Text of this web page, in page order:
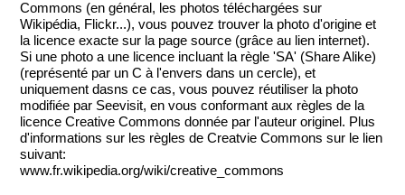
Commons (en général, les photos téléchargées sur
Wikipédia, Flickr...), vous pouvez trouver la photo d'origine et
la licence exacte sur la page source (grâce au lien internet).
Si une photo a une licence incluant la règle 'SA' (Share Alike)
(représenté par un C à l'envers dans un cercle), et
uniquement dasns ce cas, vous pouvez réutiliser la photo
modifiée par Seevisit, en vous conformant aux règles de la
licence Creative Commons donnée par l'auteur originel. Plus
d'informations sur les règles de Creatvie Commons sur le lien
suivant:
www.fr.wikipedia.org/wiki/creative_commons